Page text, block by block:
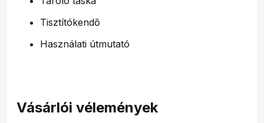
Tisztítókendő
Használati útmutató
Vásárlói vélemények